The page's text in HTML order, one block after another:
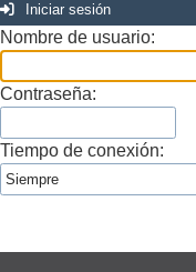
Iniciar sesión
Nombre de usuario:
Contraseña:
Tiempo de conexión: